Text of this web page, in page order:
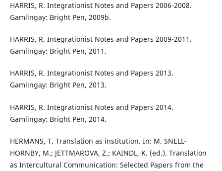
HARRIS, R. Integrationist Notes and Papers 2006-2008.
Gamlingay: Bright Pen, 2009b.
HARRIS, R. Integrationist Notes and Papers 2009-2011.
Gamlingay: Bright Pen, 2011.
HARRIS, R. Integrationist Notes and Papers 2013.
Gamlingay: Bright Pen, 2013.
HARRIS, R. Integrationist Notes and Papers 2014.
Gamlingay: Bright Pen, 2014.
HERMANS, T. Translation as institution. In: M. SNELL-
HORNBY, M.; JETTMAROVA, Z.; KAINDL, K. (ed.). Translation
as Intercultural Communication: Selected Papers from the